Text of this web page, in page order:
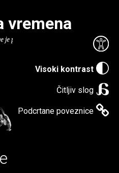
Visoki kontrast
Čitljiv slog
Podcrtane poveznice
vremena
je puno knjiga.